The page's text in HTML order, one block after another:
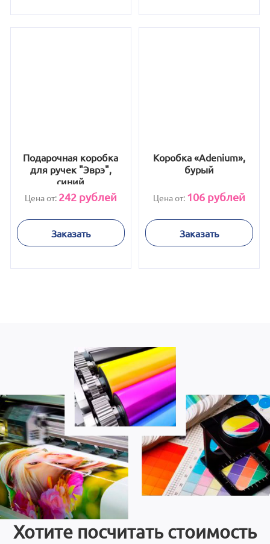
Подарочная коробка
для ручек "Эврэ",
синий
Цена от: 242 рублей
Заказать
Коробка «Adenium»,
бурый
Цена от: 106 рублей
Заказать
Хотите посчитать стоимость